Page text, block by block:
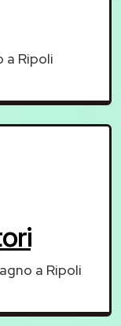
a Ripoli
a Ripoli